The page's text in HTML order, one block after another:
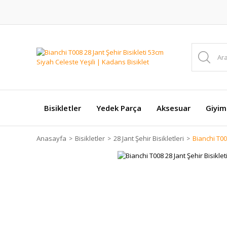
Bisikletler Yedek Parça Aksesuar Giyim
Anasayfa Bisikletler 28 Jant Şehir Bisikletleri Bianchi